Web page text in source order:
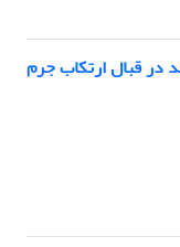
در قبال ارتکاب جرم